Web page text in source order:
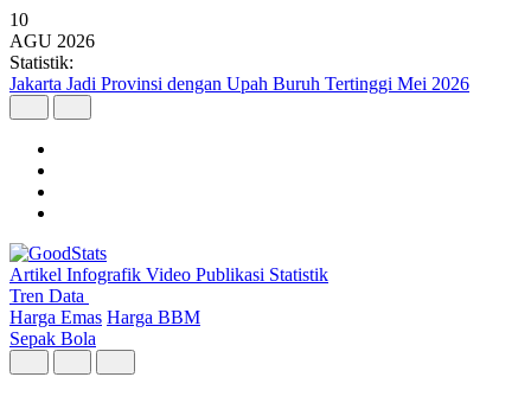
10
AGU 2026
Statistik:
Jakarta Jadi Provinsi dengan Upah Buruh Tertinggi Mei 2026
Artikel Infografik Video Publikasi Statistik
Tren Data
Harga Emas Harga BBM
Sepak Bola